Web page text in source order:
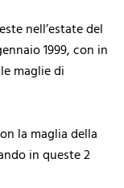
nell’estate del
1999, con in
maglie di
la maglia della
in queste 2